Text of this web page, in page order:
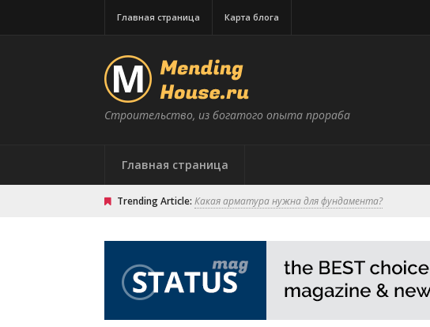
Главная страница Карта блога
Строительство, из богатого опыта прораба
Главная страница
Trending Article: Какая арматура нужна для фундамента?